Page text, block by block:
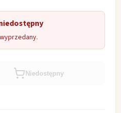
Niedostępny